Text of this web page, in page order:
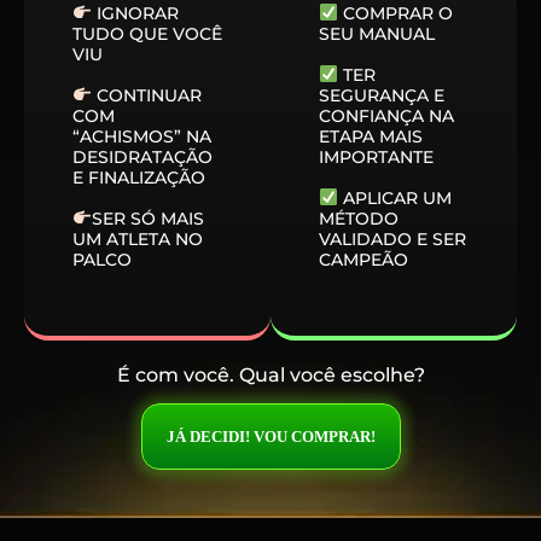
IGNORAR
TUDO QUE VOCÊ
VIU
CONTINUAR
COM
“ACHISMOS” NA
DESIDRATAÇÃO
E FINALIZAÇÃO
SER SÓ MAIS
UM ATLETA NO
PALCO
COMPRAR O
SEU MANUAL
TER
SEGURANÇA E
CONFIANÇA NA
ETAPA MAIS
IMPORTANTE
APLICAR UM
MÉTODO
VALIDADO E SER
CAMPEÃO
É com você. Qual você escolhe?
JÁ DECIDI! VOU COMPRAR!